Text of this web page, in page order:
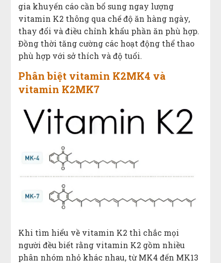
gia khuyến cáo cần bổ sung ngay lượng
vitamin K2 thông qua chế độ ăn hàng ngày,
thay đổi và điều chỉnh khẩu phần ăn phù hợp.
Đồng thời tăng cường các hoạt động thể thao
phù hợp với sở thích và độ tuổi.
Phân biệt vitamin K2MK4 và
vitamin K2MK7
Khi tìm hiểu về vitamin K2 thì chắc mọi
người đều biết rằng vitamin K2 gồm nhiều
phân nhóm nhỏ khác nhau, từ MK4 đến MK13